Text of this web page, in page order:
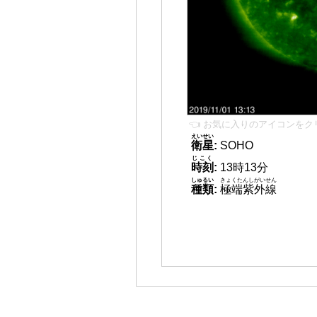
👈 お気に入りのアイコンをク
衛星
えいせい
: SOHO
時刻
じこく
: 13時13分
種類
しゅるい
: 極端紫外線
きょくたんしがいせん